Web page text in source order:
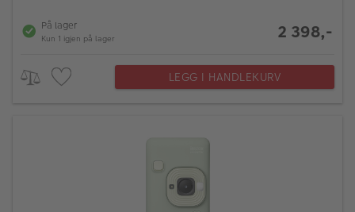
På lager
Kun 1 igjen på lager 2 398,-
LEGG I HANDLEKURV